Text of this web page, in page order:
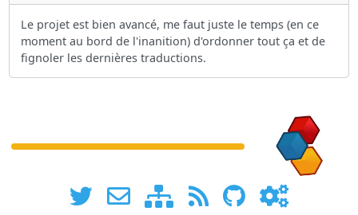
Le projet est bien avancé, me faut juste le temps (en ce
moment au bord de l'inanition) d'ordonner tout ça et de
fignoler les dernières traductions.